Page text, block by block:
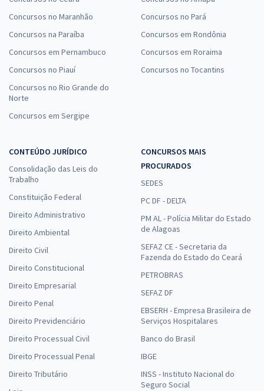
Concursos no Maranhão
Concursos na Paraíba
Concursos em Pernambuco
Concursos no Piauí
Concursos no Rio Grande do
Norte
Concursos em Sergipe
Concursos no Pará
Concursos em Rondônia
Concursos em Roraima
Concursos no Tocantins
CONTEÚDO JURÍDICO
Consolidação das Leis do
Trabalho
Constituição Federal
Direito Administrativo
Direito Ambiental
Direito Civil
Direito Constitucional
Direito Empresarial
Direito Penal
Direito Previdenciário
Direito Processual Civil
Direito Processual Penal
Direito Tributário
CONCURSOS MAIS
PROCURADOS
SEDES
PC DF - DELTA
PM AL - Polícia Militar do Estado
de Alagoas
SEFAZ CE - Secretaria da
Fazenda do Estado do Ceará
PETROBRAS
SEFAZ DF
EBSERH - Empresa Brasileira de
Serviços Hospitalares
Banco do Brasil
IBGE
INSS - Instituto Nacional do
Seguro Social